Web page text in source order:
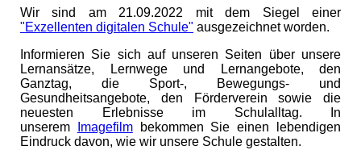
Wir sind am 21.09.2022 mit dem Siegel einer
"Exzellenten digitalen Schule" ausgezeichnet worden.
Informieren Sie sich auf unseren Seiten über unsere
Lernansätze, Lernwege und Lernangebote, den
Ganztag, die Sport-, Bewegungs- und
Gesundheitsangebote, den Förderverein sowie die
neuesten Erlebnisse im Schulalltag. In
unserem
Imagefilmbekommen Sie einen lebendigen
Eindruck davon, wie wir unsere Schule gestalten.